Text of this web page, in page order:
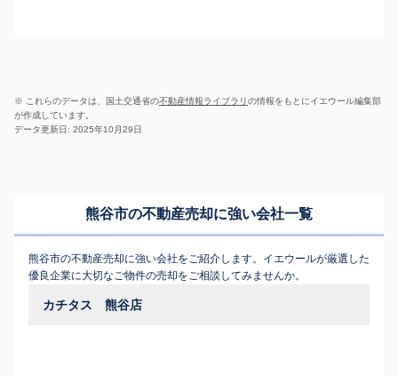
※ これらのデータは、国土交通省の不動産情報ライブラリの情報をもとにイエウール編集部
が作成しています。
データ更新日: 2025年10月29日
熊谷市の不動産売却に強い会社一覧
熊谷市の不動産売却に強い会社をご紹介します。イエウールが厳選した
優良企業に大切なご物件の売却をご相談してみませんか。
カチタス 熊谷店